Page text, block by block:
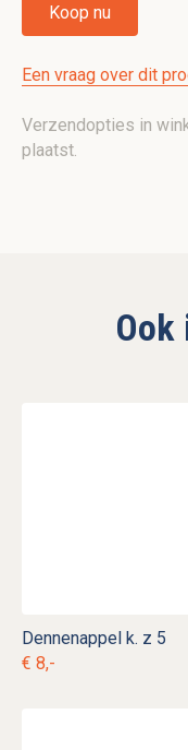
Koop nu
Een vraag over dit
Verzendopties in
plaatst.
Ook
Dennenappel k. z 5
€ 8,-